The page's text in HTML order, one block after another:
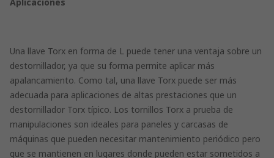
Una llave Torx en forma de L puede tener una ventaja sobre un
destornillador, ya que su forma permite aplicar más
apalancamiento. Como tal, una llave Torx puede ser más
adecuada para aplicaciones de altas prestaciones que un
destornillador Torx típico. Los tornillos Torx a prueba de
manipulaciones son ideales para paneles y carcasas de
máquinas que pueden necesitar mantenimiento periódico pero
que se mantienen en lugares donde pueden estar sometidos a